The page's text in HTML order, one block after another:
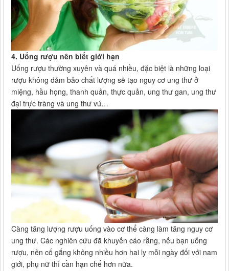
4. Uống rượu nên biết giới hạn
Uống rượu thường xuyên và quá nhiều, đặc biệt là những loại
rượu không đảm bảo chất lượng sẽ tạo nguy cơ ung thư ở
miệng, hầu họng, thanh quản, thực quản, ung thư gan, ung thư
đại trực tràng và ung thư vú…
Càng tăng lượng rượu uống vào cơ thể càng làm tăng nguy cơ
ung thư. Các nghiên cứu đã khuyến cáo rằng, nếu bạn uống
rượu, nên cố gắng không nhiều hơn hai ly mỗi ngày đối với nam
giới, phụ nữ thì cần hạn chế hơn nữa.